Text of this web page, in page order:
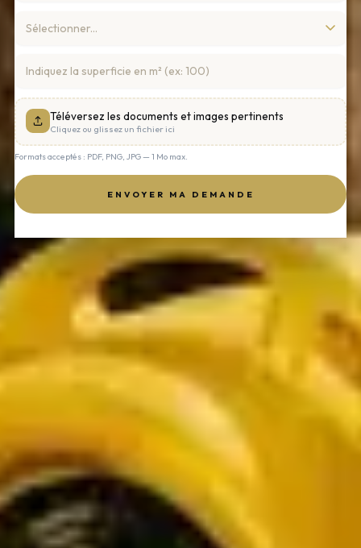
Téléversez les documents et images pertinents
Cliquez ou glissez un fichier ici
Formats acceptés : PDF, PNG, JPG — 1 Mo max.
ENVOYER MA DEMANDE